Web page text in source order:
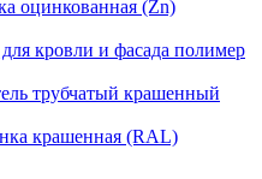
оцинкованная (Zn)
кровли и фасада полимер
трубчатый крашенный
крашенная (RAL)